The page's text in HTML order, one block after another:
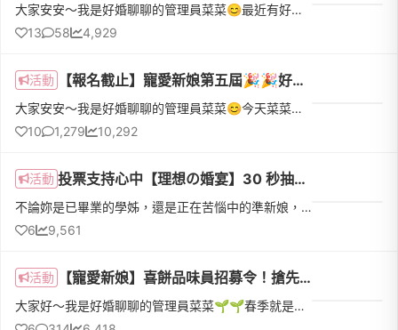
大家安安～我是好婚聊聊的管理員菜菜😊最近有好多新娘分享婚禮相關的心情故事底下都有超多新娘給予溫暖真摯的建議與打氣菜菜看到都覺得心頭暖暖的💕忍不住就想再次跟每一位勇敢發問、抒發心情、熱心留言的新娘們說聲：謝謝 😘就是因為有你們才能讓好婚聊聊充滿著「人情味」成為最友善的新娘討論圈 👰❤👰在這個月圓人團圓的佳節月份，菜菜也想送上誠摯的禮物🎁只要在整個9月份裡有 發文 或 留言 的新娘都有機會獲得！這
13
58 4,929
活動 【報名截止】寵愛新娘第五屆🎉🎉好婚市集全額贊助拍婚紗｜【貳月婚紗】捕捉你們相視而笑的浪漫模樣
大家安安～我是好婚聊聊的管理員菜菜😊今天菜菜要來跟大家宣佈一個好消息📢📢 大家最期待！詢問度超高！第五屆「寵愛新娘計畫｜好婚市集全額贊助拍婚紗」再次華麗登場！前幾次沒有參與到的姐妹們，千萬不能錯過這次機會...
10
1,279 10,292
活動 投票支持心中【理想の婚宴】30 秒抽破千元星級飯店餐券✨
不論妳是已畢業的學姊，還是正在苦惱中的準新娘，菜菜🌱邀請妳來參加【理想の婚宴】線上投票，用妳獨到的眼光幫助更多人找到完美場地💖2025 年最新婚禮流行，由妳來定義 🫵🏻❗️【🔗 點我立即投票 🔗】北、中、南最強婚禮場...
6
9,561
活動 【寵愛新娘】喜餅品味員招募令！搶先鑑賞>>『樂朗奇』新品喜餅禮盒，留言+1 成為首批開箱新娘，再享獨家好禮！
大家好～我是好婚聊聊的管理員菜菜🌱🌱春季就是新娘們如火如荼籌備婚禮的季節🔥，新人的好康活動當然也要一波接著一波✨！繼上次『寵愛新娘新系列-喜餅品味員』受到熱烈迴響後，深刻體會到新娘們對於這份愛的回禮有多麽...